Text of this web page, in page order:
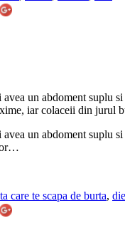
un abdoment suplu
iar colaceii din jurul
un abdoment suplu
care te scapa de burta,